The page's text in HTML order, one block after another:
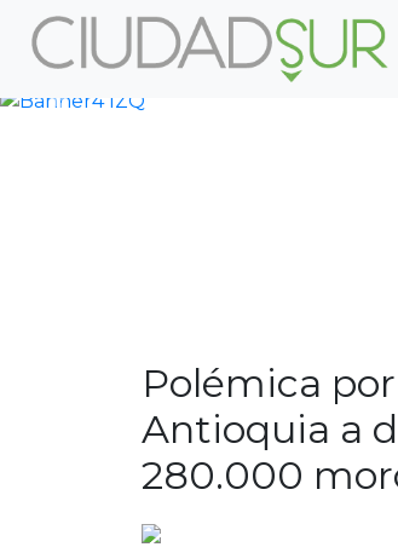
Previous
Polémica
Antioquia a
280.000